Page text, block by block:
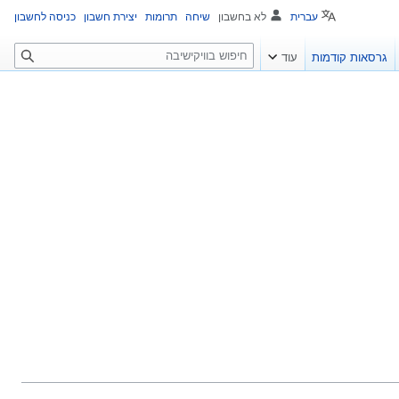
עברית לא בחשבון שיחה תרומות יצירת חשבון כניסה לחשבון
גרסאות קודמות עוד
ח
י